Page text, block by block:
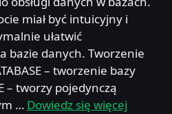
miał być intuicyjny i
ułatwić
bazie danych. Tworzenie
– tworzenie bazy
– tworzy pojedynczą
… Dowiedz się więcej